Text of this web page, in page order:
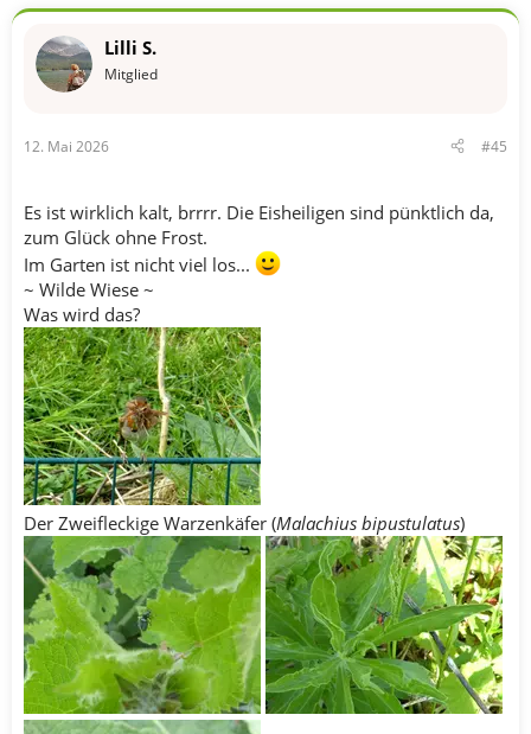
Lilli S.
Mitglied
12. Mai 2026 #45
Es ist wirklich kalt, brrrr. Die Eisheiligen sind pünktlich da,
zum Glück ohne Frost.
Im Garten ist nicht viel los...
~ Wilde Wiese ~
Was wird das?
Der Zweifleckige Warzenkäfer (Malachius bipustulatus)